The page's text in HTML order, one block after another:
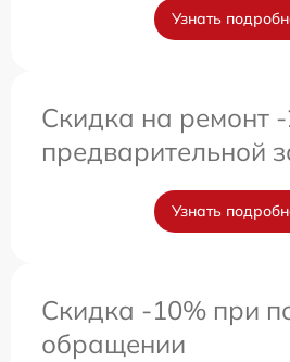
Узнать
Скидка на ремонт
предварительной
Узнать
Скидка -10% при
обращении